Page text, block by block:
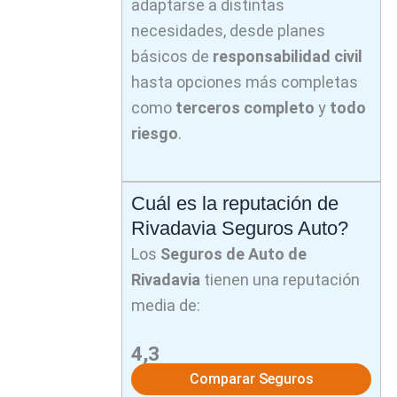
adaptarse a distintas
necesidades, desde planes
básicos de responsabilidad civil
hasta opciones más completas
como terceros completo y todo
riesgo.
Cuál es la reputación de
Rivadavia Seguros Auto?
Los Seguros de Auto de
Rivadavia tienen una reputación
media de:
4,3
Comparar Seguros